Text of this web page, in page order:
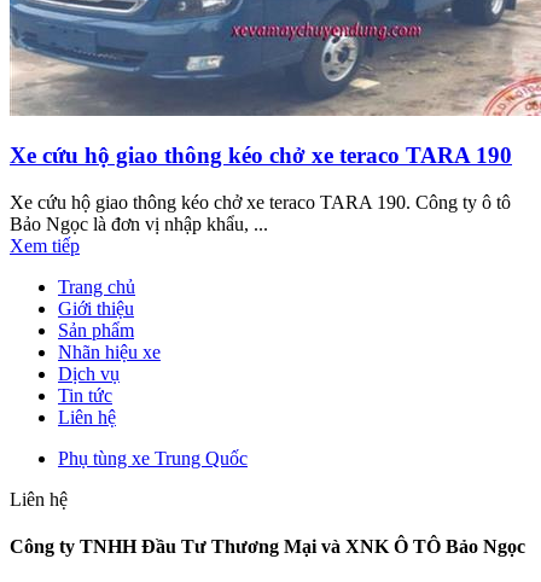
Xe cứu hộ giao thông kéo chở xe teraco TARA 190
Xe cứu hộ giao thông kéo chở xe teraco TARA 190. Công ty ô tô
Bảo Ngọc là đơn vị nhập khẩu, ...
Xem tiếp
Trang chủ
Giới thiệu
Sản phẩm
Nhãn hiệu xe
Dịch vụ
Tin tức
Liên hệ
Phụ tùng xe Trung Quốc
Liên hệ
Công ty TNHH Đầu Tư Thương Mại và XNK Ô TÔ Bảo Ngọc